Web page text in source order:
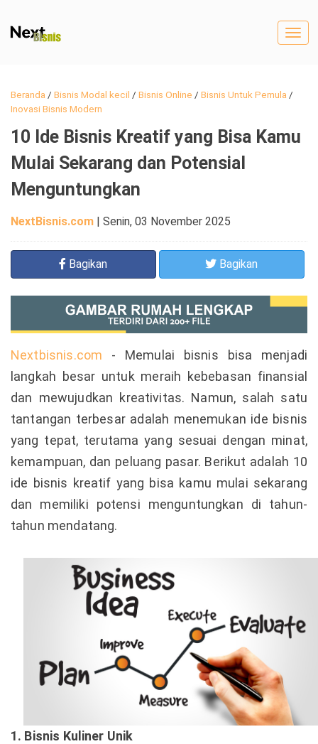
Beranda / Bisnis Modal kecil / Bisnis Online / Bisnis Untuk Pemula /
Inovasi Bisnis Modern
10 Ide Bisnis Kreatif yang Bisa Kamu
Mulai Sekarang dan Potensial
Menguntungkan
NextBisnis.com | Senin, 03 November 2025
Bagikan Bagikan
Nextbisnis.com - Memulai bisnis bisa menjadi
langkah besar untuk meraih kebebasan finansial
dan mewujudkan kreativitas. Namun, salah satu
tantangan terbesar adalah menemukan ide bisnis
yang tepat, terutama yang sesuai dengan minat,
kemampuan, dan peluang pasar. Berikut adalah 10
ide bisnis kreatif yang bisa kamu mulai sekarang
dan memiliki potensi menguntungkan di tahun-
tahun mendatang.
1. Bisnis Kuliner Unik